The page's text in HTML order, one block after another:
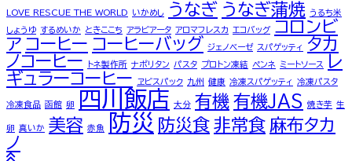
LOVE RESCUE THE WORLD いかめし うなぎ うなぎ蒲焼 うるち米
しょうゆ するめいか ときここち アラビアータ アロマフレスカ エコバッグ コロンビ
ア コーヒー コーヒーバッグ ジェノベーゼ スパゲッティ
タカ
ノコーヒー
トネ製作所 ナポリタン パスタ プロトン凍結 ペンネ ミートソース
レ
ギュラーコーヒー
ヱビスパック 九州 健康 冷凍スパゲッティ 冷凍パスタ
冷凍食品 函館 卵 四川飯店 大分 有機 有機JAS 焼き芋 生
卵 真いか 美容 赤魚 防災 防災食 非常食 麻布タカ
ノ